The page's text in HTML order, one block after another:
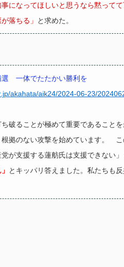
事になってほしいと思うなら黙って
落ちる」
と求めた。
選 一体でたたかい勝利を
akahata/aik24/2024-06-23/
破ることが極めて重要であること
拠のない攻撃を始めています。
こ
が支援する蓮舫氏は支援できない
とキッパリ答えました。私たちも